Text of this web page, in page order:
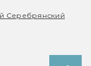
Серебрянский